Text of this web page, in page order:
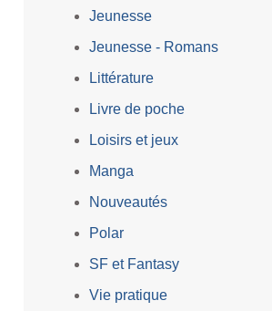
Jeunesse
Jeunesse - Romans
Littérature
Livre de poche
Loisirs et jeux
Manga
Nouveautés
Polar
SF et Fantasy
Vie pratique